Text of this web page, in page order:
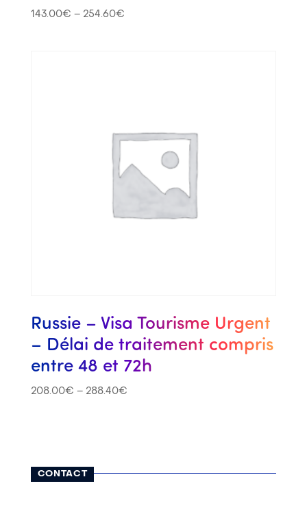
143.00€ – 254.60€
Russie – Visa Tourisme Urgent
– Délai de traitement compris
entre 48 et 72h
208.00€ – 288.40€
CONTACT